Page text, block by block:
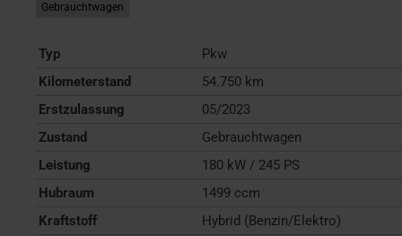
Gebrauchtwagen
Typ
Pkw
Kilometerstand
54.750 km
Erstzulassung
05/2023
Zustand
Gebrauchtwagen
Leistung
180 kW / 245 PS
Hubraum
1499 ccm
Kraftstoff
Hybrid (Benzin/Elektro)